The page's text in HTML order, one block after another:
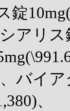
錠
アリ
バイ
、